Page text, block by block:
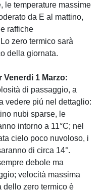
le temperature massime
da E al mattino,
raffiche
zero termico sarà
della giornata.
Venerdi 1 Marzo:
di passaggio, a
vedere piú nel dettaglio:
nubi sparse, le
intorno a 11°C; nel
cielo poco nuvoloso, i
di circa 14°.
debole ma
velocità massima
dello zero termico è